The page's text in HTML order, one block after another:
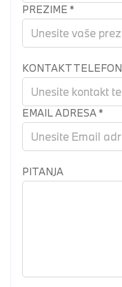
PREZIME *
KONTAKT TELEFON
EMAIL ADRESA*
PITANJA